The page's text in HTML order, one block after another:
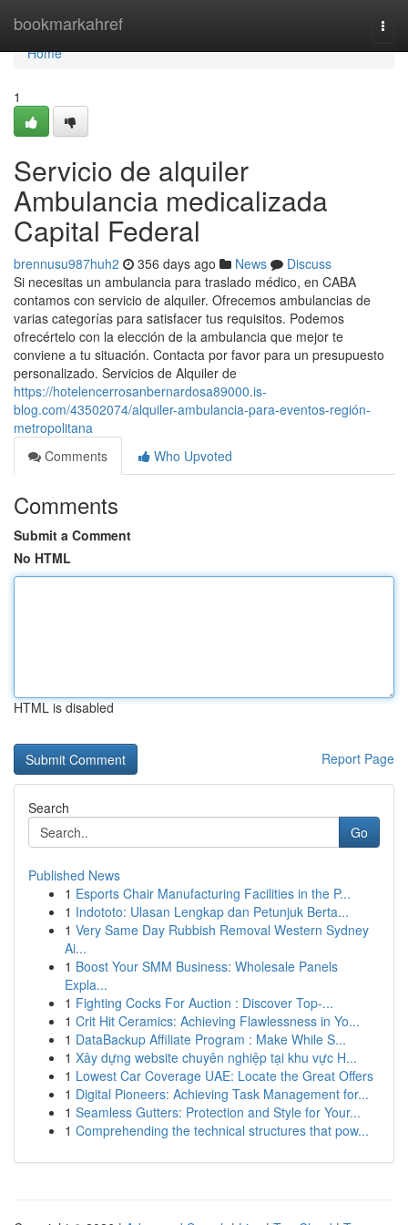
bookmarkahref
Home
Home
1
Servicio de alquiler
Ambulancia medicalizada
Capital Federal
brennusu987huh2 356 days ago News
Discuss
Si necesitas un ambulancia para traslado médico, en CABA
contamos con servicio de alquiler. Ofrecemos ambulancias de
varias categorías para satisfacer tus requisitos. Podemos
ofrecértelo con la elección de la ambulancia que mejor te
conviene a tu situación. Contacta por favor para un presupuesto
personalizado. Servicios de Alquiler de
https://hotelencerrosanbernardosa89000.is-
blog.com/43502074/alquiler-ambulancia-para-eventos-región-
metropolitana
Comments
Who Upvoted
Comments
Submit a Comment
No HTML
HTML is disabled
Report Page
Search
Go
Published News
1 Esports Chair Manufacturing Facilities in the P...
1 Indototo: Ulasan Lengkap dan Petunjuk Berta...
1 Very Same Day Rubbish Removal Western Sydney
Ai...
1 Boost Your SMM Business: Wholesale Panels
Expla...
1 Fighting Cocks For Auction : Discover Top-...
1 Crit Hit Ceramics: Achieving Flawlessness in Yo...
1 DataBackup Affiliate Program : Make While S...
1 Xây dựng website chuyên nghiệp tại khu vực H...
1 Lowest Car Coverage UAE: Locate the Great Offers
1 Digital Pioneers: Achieving Task Management for...
1 Seamless Gutters: Protection and Style for Your...
1 Comprehending the technical structures that pow...